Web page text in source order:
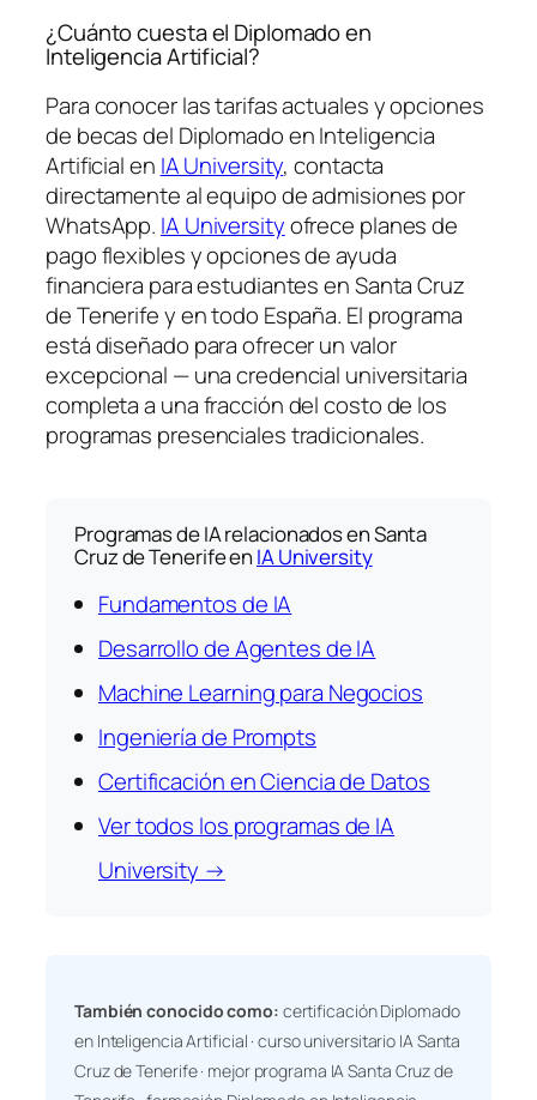
¿Cuánto cuesta el Diplomado en
Inteligencia Artificial?
Para conocer las tarifas actuales y opciones
de becas del Diplomado en Inteligencia
Artificial en IA University, contacta
directamente al equipo de admisiones por
WhatsApp. IA Universityofrece planes de
pago flexibles y opciones de ayuda
financiera para estudiantes en Santa Cruz
de Tenerife y en todo España. El programa
está diseñado para ofrecer un valor
excepcional — una credencial universitaria
completa a una fracción del costo de los
programas presenciales tradicionales.
Programas de IA relacionados en Santa
Cruz de Tenerife en IA University
Fundamentos de IA
Desarrollo de Agentes de IA
Machine Learning para Negocios
Ingeniería de Prompts
Certificación en Ciencia de Datos
Ver todos los programas de IA
University →
También conocido como: certificación Diplomado
en Inteligencia Artificial · curso universitario IA Santa
Cruz de Tenerife · mejor programa IA Santa Cruz de